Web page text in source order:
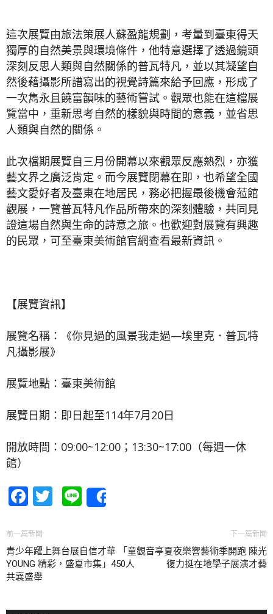
這次展覽由旅法策展人蘇盈龍規劃，考量到臺東得天
獨厚的自然美景與環境條件，他特意選擇了透過鏡頭
深刻反思人類與自然關係的普瓦特凡，並以其凝望自
然後藉攝影所譜寫出的視覺詩篇來給予回應，形成了
一次雋永且饒富韻味的藝術嘗試。觀眾也能在這檔展
覽當中，重新思考自然的樣貌與時間的意義，並省思
人類與自然的關係。
此次檔期展覽自三月份開幕以來觀眾反應熱烈，亦獲
藝文界之廣泛肯定。而今展覽閉幕在即，也希望全國
藝文愛好者及臺東在地居民，務必把握最後機會蒞館
觀展，一覽普瓦特凡作品所帶來的深刻體驗，共同見
證這場自然與生命的詩意之旅。也歡迎對展覽有興趣
的民眾，可至臺東美術館官網查看最新資訊。
【展覽資訊】
展覽名稱：《你見過的風景我走過—埃里克．普瓦特
凡攝影展》
展覽地點：臺東美術館
展覽日期：即日起至114年7月20日
開放時間：09:00~12:00；13:30~17:00（每週一休
館）
Facebook
Twitter
Line
前一篇新聞
青少年躍上舞台展自信才華 「童
YOUNG 精彩，盛夏市集」450人
共襄盛舉
下一篇新聞
觀音亭夏夜樂響藝術季開跑 陳光
復力挺在地學子展演才藝